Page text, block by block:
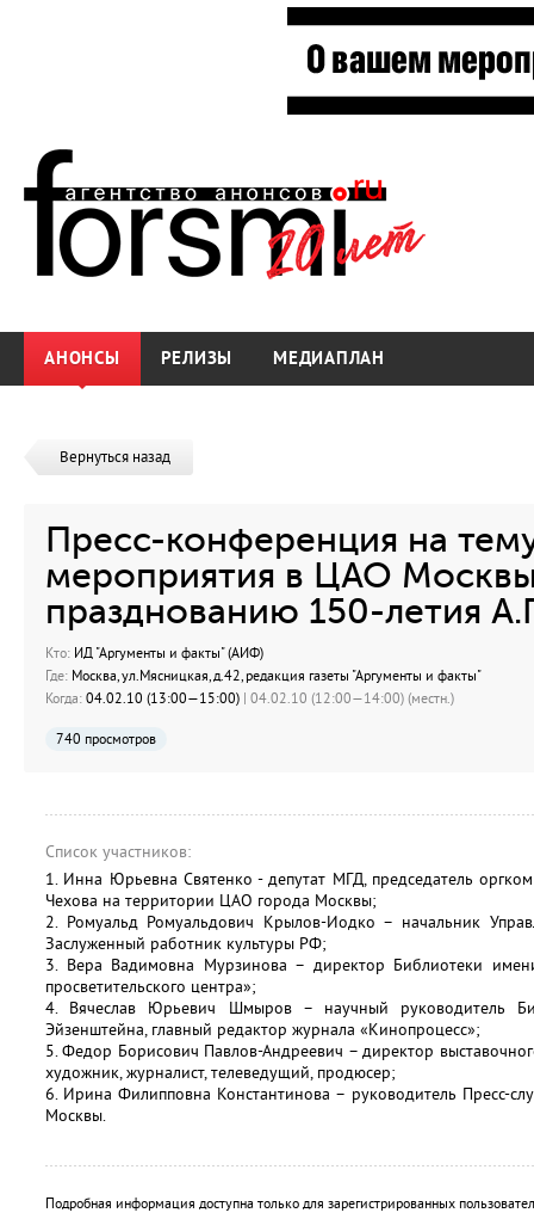
АНОНСЫ РЕЛИЗЫ МЕДИАПЛАН
Вернуться назад
Пресс-конференция на
мероприятия в ЦАО
празднованию 150-летия
Кто: ИД "Аргументы и факты" (АИФ)
Где: Москва, ул.Мясницкая, д.42, редакция газеты "Аргументы и факты"
Когда: 04.02.10 (13:00—15:00) | 04.02.10 (12:00—14:00) (местн.)
740 просмотров
Список участников:
1. Инна Юрьевна Святенко - депутат МГД, председатель
Чехова на территории ЦАО города Москвы;
2. Ромуальд Ромуальдович Крылов-Иодко – начальник
Заслуженный работник культуры РФ;
3. Вера Вадимовна Мурзинова – директор Библиотеки
просветительского центра»;
4. Вячеслав Юрьевич Шмыров – научный руководитель
Эйзенштейна, главный редактор журнала «Кинопроцесс»;
5. Федор Борисович Павлов-Андреевич – директор
художник, журналист, телеведущий, продюсер;
6. Ирина Филипповна Константинова – руководитель Пресс-
Москвы.
Подробная информация доступна только для зарегистрированных